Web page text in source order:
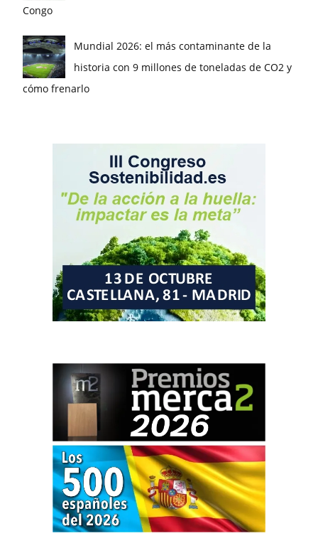
Congo
Mundial 2026: el más contaminante de la
historia con 9 millones de toneladas de CO2 y
cómo frenarlo